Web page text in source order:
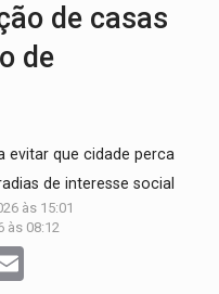
de casas
de
evitar que cidade perca
de interesse social
às 15:01
às 08:12